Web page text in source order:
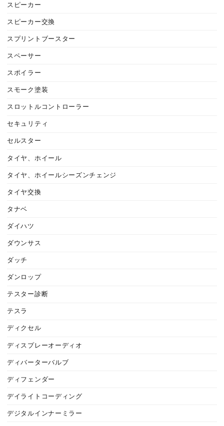
スピーカー
スピーカー交換
スプリントブースター
スペーサー
スポイラー
スモーク塗装
スロットルコントローラー
セキュリティ
セルスター
タイヤ、ホイール
タイヤ、ホイールシーズンチェンジ
タイヤ交換
タナベ
ダイハツ
ダウンサス
ダッチ
ダンロップ
テスター診断
テスラ
ディクセル
ディスプレーオーディオ
ディバーターバルブ
ディフェンダー
デイライトコーディング
デジタルインナーミラー